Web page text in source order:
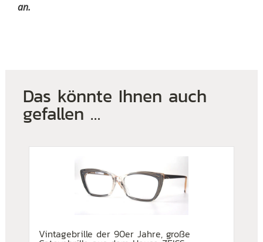
an.
Das könnte Ihnen auch
gefallen …
Vintagebrille der 90er Jahre, große